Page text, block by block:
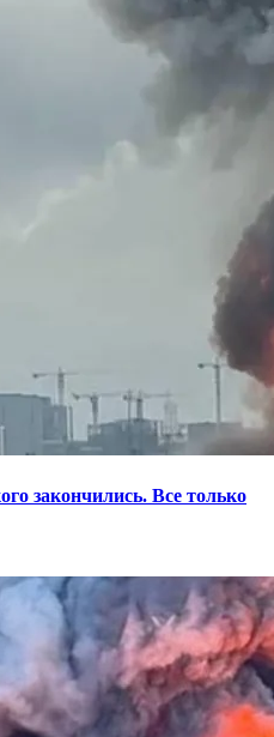
закончились. Все только